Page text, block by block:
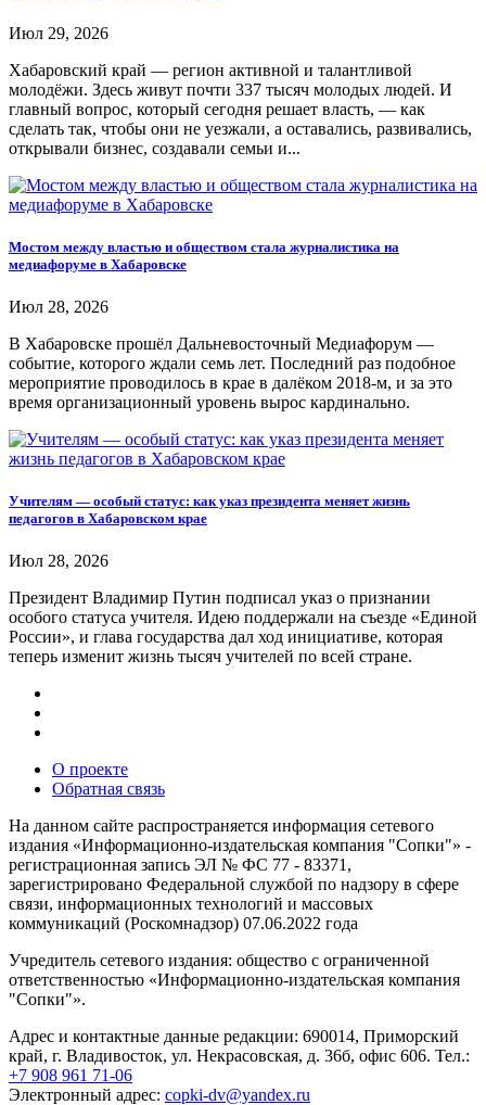
Июл 29, 2026
Хабаровский край — регион активной и талантливой
молодёжи. Здесь живут почти 337 тысяч молодых людей. И
главный вопрос, который сегодня решает власть, — как
сделать так, чтобы они не уезжали, а оставались, развивались,
открывали бизнес, создавали семьи и...
Мостом между властью и обществом стала журналистика на
медиафоруме в Хабаровске
Июл 28, 2026
В Хабаровске прошёл Дальневосточный Медиафорум —
событие, которого ждали семь лет. Последний раз подобное
мероприятие проводилось в крае в далёком 2018-м, и за это
время организационный уровень вырос кардинально.
Учителям — особый статус: как указ президента меняет жизнь
педагогов в Хабаровском крае
Июл 28, 2026
Президент Владимир Путин подписал указ о признании
особого статуса учителя. Идею поддержали на съезде «Единой
России», и глава государства дал ход инициативе, которая
теперь изменит жизнь тысяч учителей по всей стране.
О проекте
Обратная связь
На данном сайте распространяется информация сетевого
издания «Информационно-издательская компания "Сопки"» -
регистрационная запись ЭЛ № ФС 77 - 83371,
зарегистрировано Федеральной службой по надзору в сфере
связи, информационных технологий и массовых
коммуникаций (Роскомнадзор) 07.06.2022 года
Учредитель сетевого издания: общество с ограниченной
ответственностью «Информационно-издательская компания
"Сопки"».
Адрес и контактные данные редакции: 690014, Приморский
край, г. Владивосток, ул. Некрасовская, д. 36б, офис 606. Тел.:
+7 908 961 71-06
Электронный адрес: copki-dv@yandex.ru